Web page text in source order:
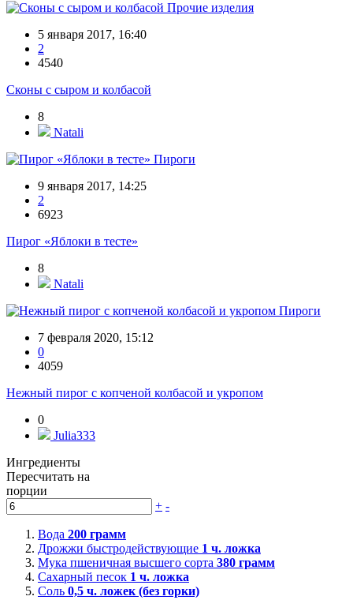
Прочие изделия
5 января 2017, 16:40
2
4540
Сконы с сыром и колбасой
8
Natali
Пироги
9 января 2017, 14:25
2
6923
Пирог «Яблоки в тесте»
8
Natali
Пироги
7 февраля 2020, 15:12
0
4059
Нежный пирог с копченой колбасой и укропом
0
Julia333
Ингредиенты
Пересчитать на
порции
+ -
Вода 200 грамм
Дрожжи быстродействующие 1 ч. ложка
Мука пшеничная высшего сорта 380 грамм
Сахарный песок 1 ч. ложка
Соль 0,5 ч. ложек (без горки)